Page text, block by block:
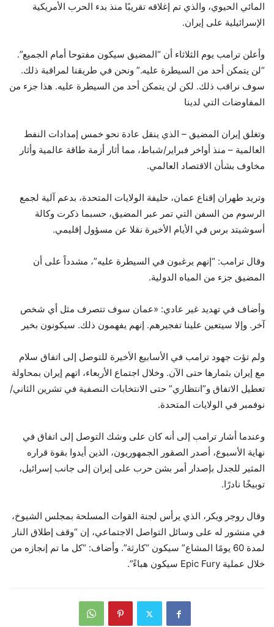
المائي الحيوي، والذي تم إغلاقه تقريبًا منذ بدء الحرب الأمريكية
الإسرائيلية على إيران.
وأعلن ترامب يوم الثلاثاء أن “المضيق سيكون مفتوحا أمام الجميع”.
“لن يتمكن أحد من السيطرة عليه.” ونحن في طريقنا لمراقبة ذلك.
سوف نراقب ذلك. لكن لن يتمكن أحد من السيطرة عليه. هذا جزء من
المفاوضات التي لدينا
وتغلق إيران المضيق – الذي ينقل عادة نحو خمس إمدادات النفط
العالمية – منذ أواخر فبراير/شباط، مما أثار أزمة طاقة عالمية وأثار
مخاوف بشأن الاقتصاد العالمي.
وتريد طهران إقناع عمان، حليفة الولايات المتحدة، بدعم آلية لجمع
الرسوم من السفن التي تمر عبر المضيق، حسبما ذكرت وكالة
أسوشيتد برس في الأيام الأخيرة نقلا عن مسؤول إقليمي.
وقال ترامب: “إنهم يرغبون في السيطرة عليه”، مشدداً على أن
المضيق جزء من المياه الدولية.
وأضاف في تهديد غير عادي: «عمان سوف تتصرف مثل أي شخص
آخر. وإلا سيتعين علينا تفجيرهم. إنهم يفهمون ذلك. سيكونون بخير
ولم تؤت جهود ترامب في الأسابيع الأخيرة للتوصل إلى اتفاق سلام
مع إيران بثمارها حتى الآن. وخلال اجتماع الأربعاء، اتهم إيران بمحاولة
تعطيل الاتفاق و”انتظاري” حتى الانتخابات النصفية في تشرين الثاني/
نوفمبر في الولايات المتحدة.
وعندما أشار ترامب إلى أنه كان على وشك التوصل إلى اتفاق في
نهاية الأسبوع، أصدر الصقور الجمهوريون، الذين أيدوا بقوة قراره
المثير للجدل بإصدار أمر بشن حرب على إيران إلى جانب إسرائيل،
توبيخًا نادرًا.
وقال روجر ويكر، الذي يرأس لجنة القوات المسلحة بمجلس الشيوخ،
في منشور له على وسائل التواصل الاجتماعي، إن “وقف إطلاق النار
لمدة 60 يومًا المشاع” سيكون “كارثة”. وأضاف: “كل ما تم إنجازه من
خلال عملية Epic Fury سيكون هباءً”.